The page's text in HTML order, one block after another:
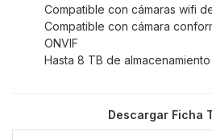
Compatible con cámaras wifi
Compatible con cámara
ONVIF
Hasta 8 TB de
Descargar Ficha